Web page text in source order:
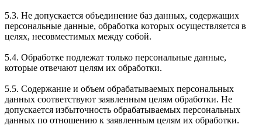
5.3. Не допускается объединение баз данных, содержащих
персональные данные, обработка которых осуществляется в
целях, несовместимых между собой.
5.4. Обработке подлежат только персональные данные,
которые отвечают целям их обработки.
5.5. Содержание и объем обрабатываемых персональных
данных соответствуют заявленным целям обработки. Не
допускается избыточность обрабатываемых персональных
данных по отношению к заявленным целям их обработки.